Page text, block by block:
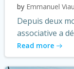
by Emmanuel
Depuis deux
associative a
Read more